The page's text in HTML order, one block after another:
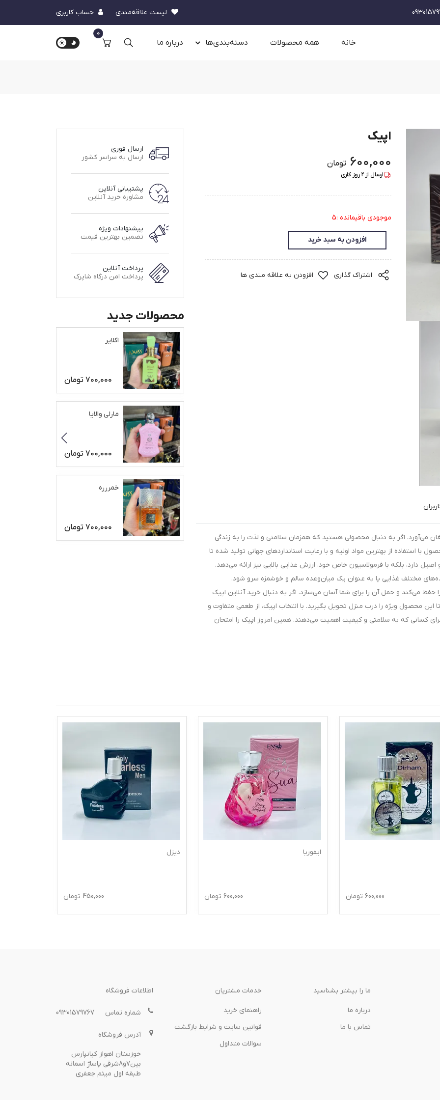
لیست علاقه‌مندی حساب کاربری
خانه همه محصولات دسته‌بندی‌ها درباره‌ ما
0
اپیک
600,000 تومان
ارسال از 2روز کاری
موجودی باقیمانده :5
افزودن به سبد خرید
اشتراک گذاری افزودن به علاقه مندی ها
می‌آورد. اگر به دنبال محصولی هستید که همزمان سلامتی و لذت را به زندگی
با استفاده از بهترین مواد اولیه و با رعایت استانداردهای جهانی تولید شده تا
دارد، بلکه با فرمولاسیون خاص خود، ارزش غذایی بالایی نیز ارائه می‌دهد.
مختلف غذایی یا به عنوان یک میان‌وعده سالم و خوشمزه سرو شود.
می‌کند و حمل آن را برای شما آسان می‌سازد. اگر به دنبال خرید آنلاین اپیک
محصول ویژه را درب منزل تحویل بگیرید. با انتخاب اپیک، از طعمی متفاوت و
کسانی که به سلامتی و کیفیت اهمیت می‌دهند. همین امروز اپیک را امتحان
ارسال فوری
ارسال به سراسر کشور
پشتیبانی آنلاین
مشاوره خرید آنلاین
پیشنهادات ویژه
تضمین بهترین قیمت
پرداخت آنلاین
پرداخت امن درگاه شاپرک
محصولات جدید
اکلایر
700,000 تومان
مارلی والایا
700,000 تومان
خمررره
700,000 تومان
600,000 تومان
ایفوریا
600,000 تومان
دیزل
450,000 تومان
ما را بیشتر بشناسید
درباره‌ ما
تماس با ما
خدمات مشتریان
راهنمای خرید
قوانین سایت و شرایط بازگشت
سوالات متداول
اطلاعات فروشگاه
شماره تماس 09301579767
آدرس فروشگاه
خوزستان اهواز کیانپارس
بین7و8شرقی پاساژ اسمانه
طبقه اول میثم جعفری